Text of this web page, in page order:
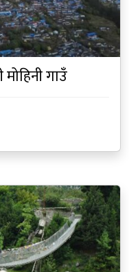
गाउँ